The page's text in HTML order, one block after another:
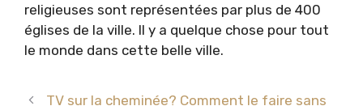
religieuses sont représentées par plus de 400
églises de la ville. Il y a quelque chose pour tout
le monde dans cette belle ville.
TV sur la cheminée? Comment le faire sans